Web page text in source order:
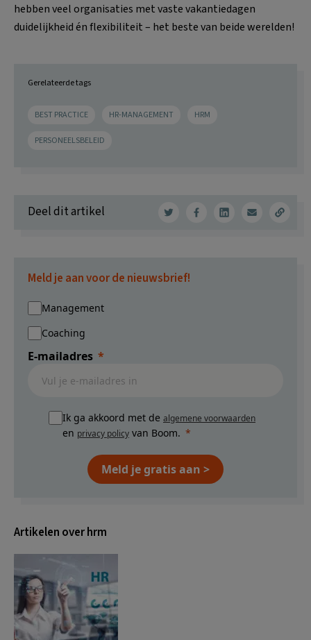
hebben veel organisaties met vaste vakantiedagen
duidelijkheid én flexibiliteit – het beste van beide werelden!
Gerelateerde tags
BEST PRACTICE HR-MANAGEMENT HRM
PERSONEELSBELEID
Deel dit artikel
Meld je aan voor de nieuwsbrief!
Management
Coaching
E-mailadres
Ik ga akkoord met de algemene voorwaarden
en privacy policy van Boom.
Meld je gratis aan >
Artikelen over hrm